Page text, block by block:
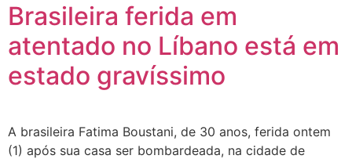
Brasileira ferida em
atentado no Líbano está em
estado gravíssimo
A brasileira Fatima Boustani, de 30 anos, ferida ontem
(1) após sua casa ser bombardeada, na cidade de